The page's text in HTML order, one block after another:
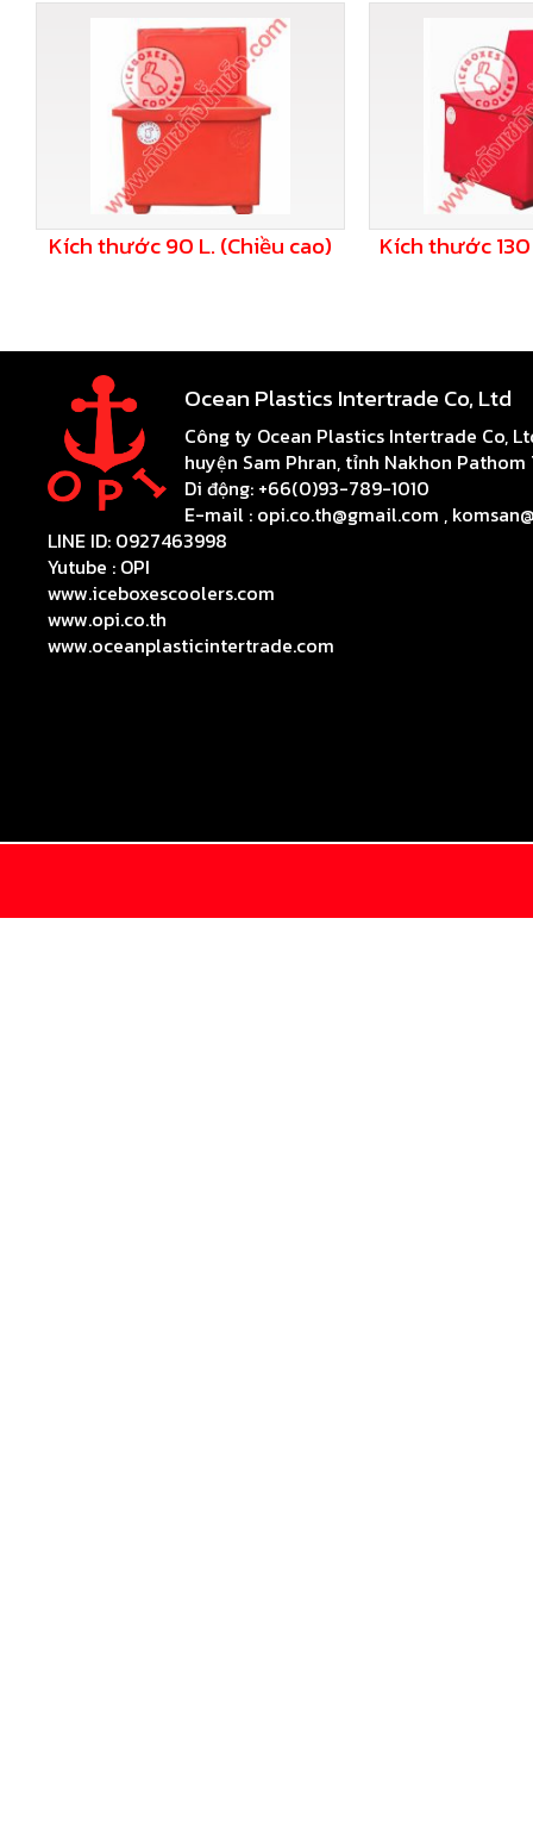
Kích thước 90 L. (Chiều cao) Kích thước
Ocean Plastics Intertrade Co, Ltd
Công ty Ocean Plastics Intertrade Co,
huyện Sam Phran, tỉnh Nakhon Pathom
Di động: +66(0)93-789-1010
E-mail : opi.co.th@gmail.com ,
LINE ID: 0927463998
Yutube : OPI
www.iceboxescoolers.com
www.opi.co.th
www.oceanplasticintertrade.com